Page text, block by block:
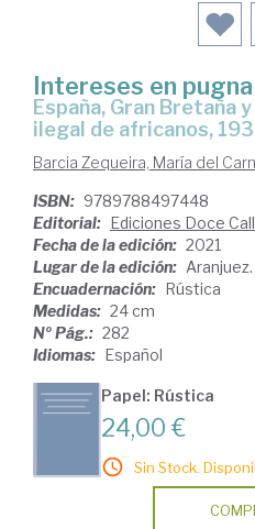
Intereses en pugna
España, Gran Bretaña y Cuba ante la trata
ilegal de africanos,
Barcia Zequeira, María del
ISBN: 9789788497448
Editorial: Ediciones Doce
Fecha de la edición: 2021
Lugar de la edición:
Encuadernación: Rústica
Medidas: 24 cm
Nº Pág.: 282
Idiomas: Español
Papel: Rústica
24,00 €
Sin Stock.